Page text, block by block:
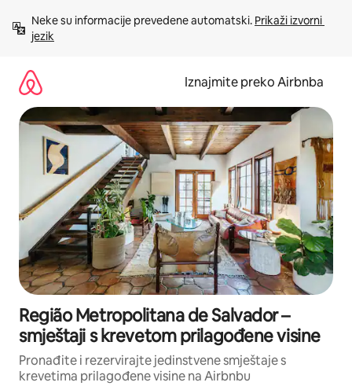
sadržaj
Neke su informacije prevedene automatski. Prikaži izvorni
jezik
Iznajmite preko Airbnba
Região Metropolitana de Salvador –
smještaji s krevetom prilagođene visine
Pronađite i rezervirajte jedinstvene smještaje s
krevetima prilagođene visine na Airbnbu